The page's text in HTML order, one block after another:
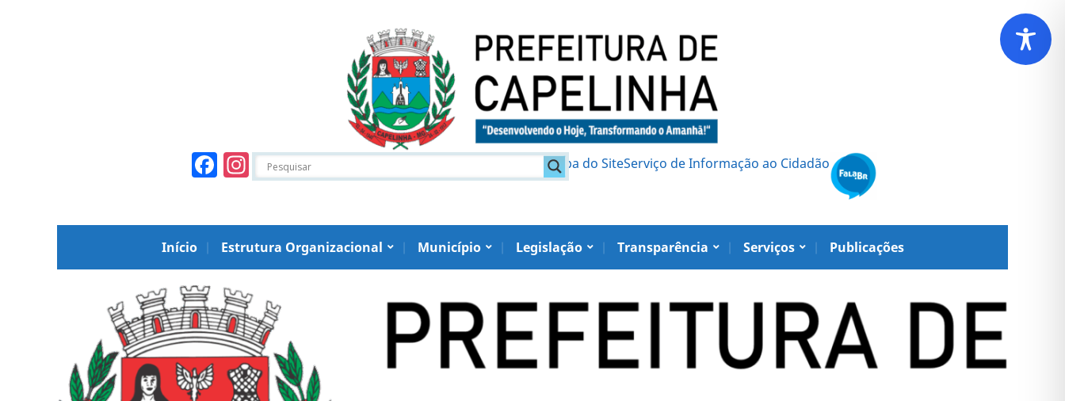
Facebook
Instagram Mapa do SiteServiço de Informação ao Cidadão
Início Estrutura Organizacional Município Legislação Transparência Serviços Publicações